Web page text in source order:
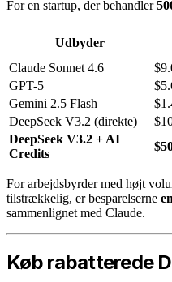
For en startup, der behandler
Udbyder
Claude Sonnet 4.6
GPT-5
Gemini 2.5 Flash
DeepSeek V3.2 (direkte)
DeepSeek V3.2 + AI
Credits
For arbejdsbyrder med højt
tilstrækkelig, er besparelserne
sammenlignet med Claude.
Køb rabatterede